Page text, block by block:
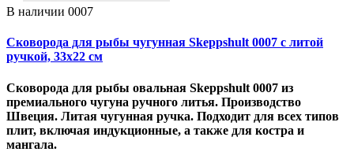
В наличии 0007
Сковорода для рыбы чугунная Skeppshult 0007 с литой
ручкой, 33x22 см
Сковорода для рыбы овальная Skeppshult 0007 из
премиального чугуна ручного литья. Производство
Швеция. Литая чугунная ручка. Подходит для всех типов
плит, включая индукционные, а также для костра и
мангала.